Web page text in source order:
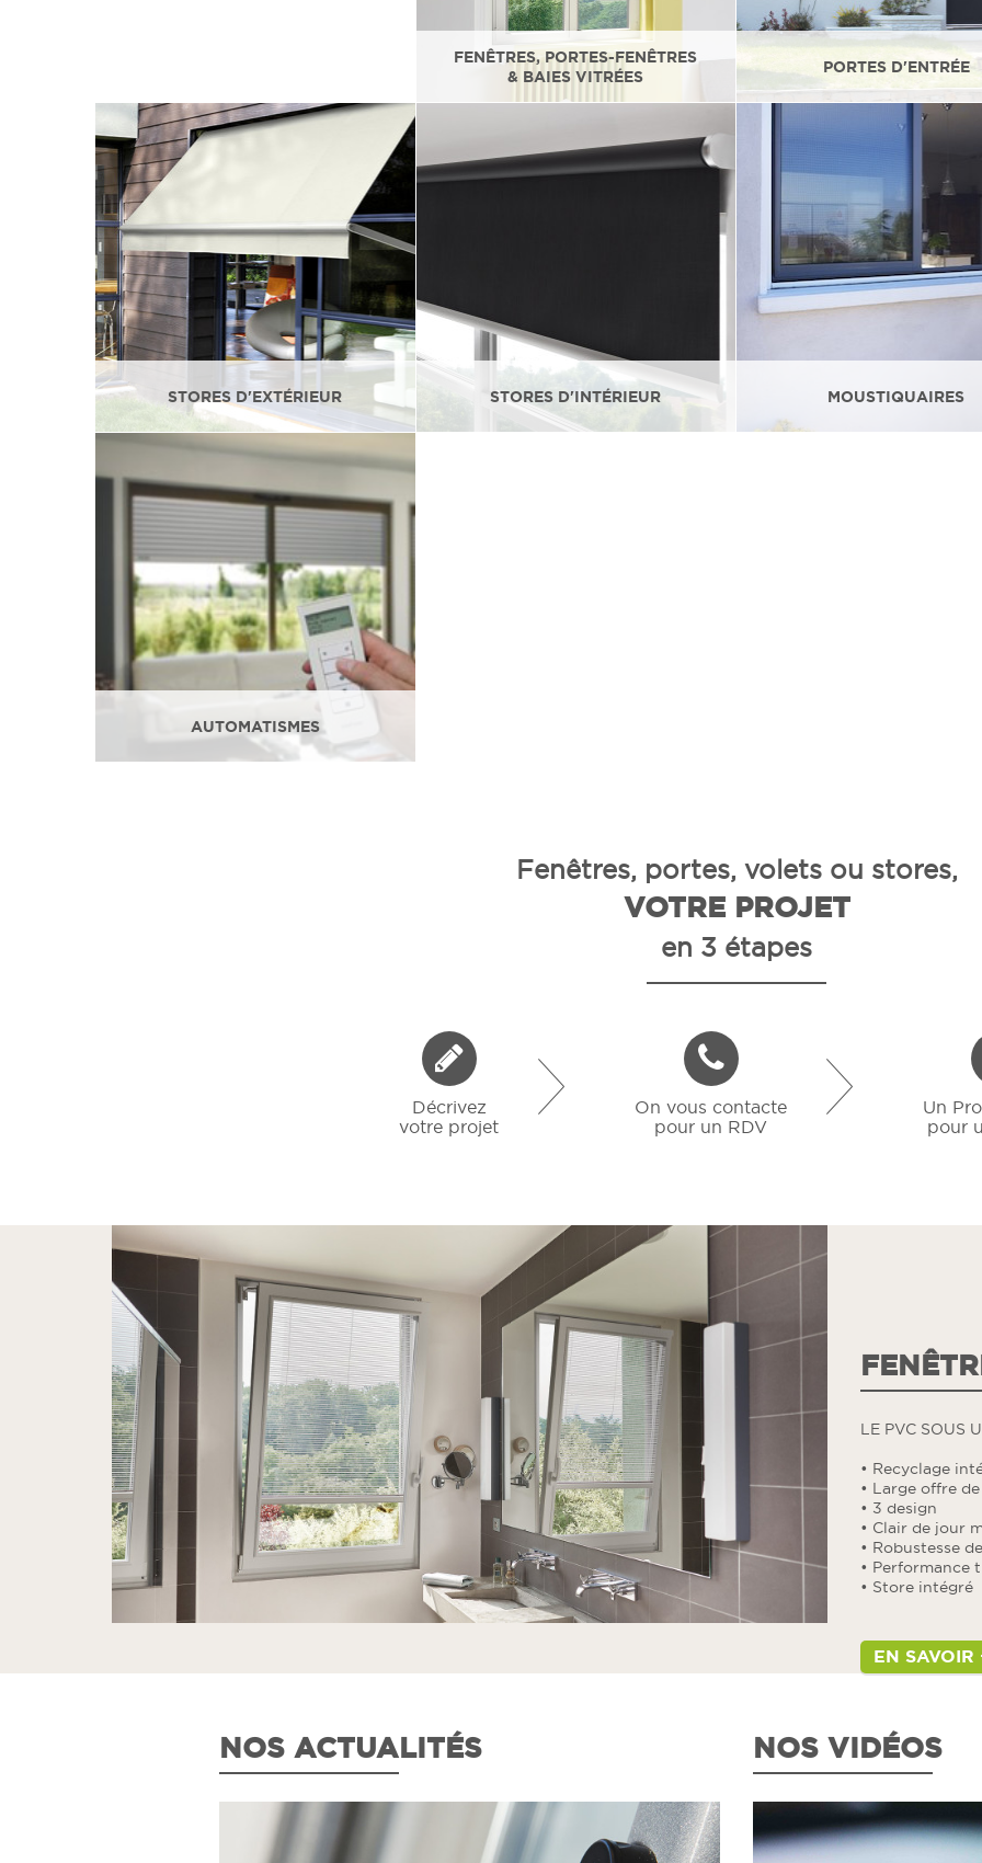
FENÊTRES, PORTES-FENÊTRES
& BAIES VITRÉES
PORTES D'ENTRÉE
STORES D'EXTÉRIEUR STORES D'INTÉRIEUR MOUSTIQUAIRES
AUTOMATISMES
Fenêtres, portes, volets ou stores,
VOTRE PROJET
en 3 étapes
Décrivez
votre projet
On vous contacte
pour un RDV
Un
pour
LE PVC SOUS
• Recyclage
• Large offre
• 3 design
• Clair de jour
• Robustesse
• Performance
• Store intégré
EN SAVOIR
NOS ACTUALITÉS NOS VIDÉOS